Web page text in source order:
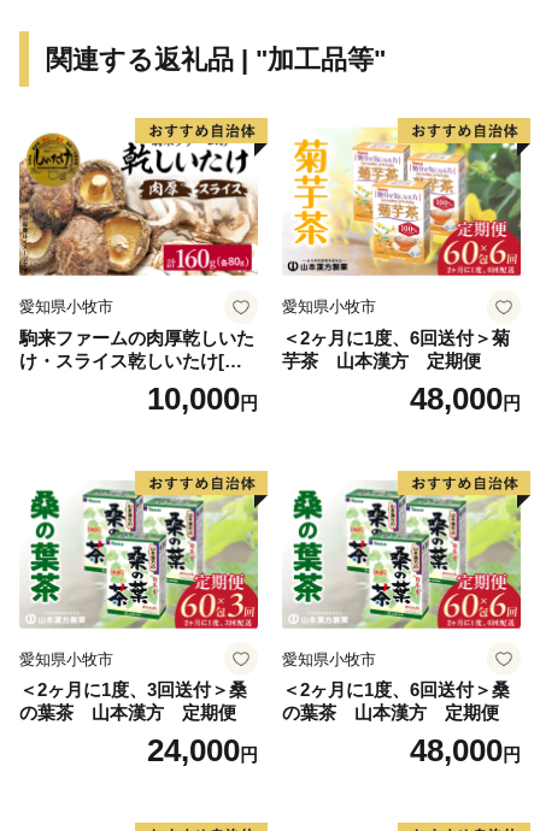
印南町では、1億円事業として人材育成のため「かえる
推進事業」を財源に全国に類を見ない「かえる」をテー
マとしたユニークな橋（かえる橋）を建設しました。多
くの人々を招き入れ、町発展への願いを込めたもので
す。『努力、忍耐、飛躍』を象徴する ”柳に跳びつくか
える”（小野道風）をイメージし、「考える」「人をか
う5つの”かえる”にひっかけ、ネーミングしています。
農業は、温暖な気候を活かし、ミニトマトなど野菜を中
の伊勢エビ等を対象とした刺し網漁業とアワビ、トコブ
シ、海草等の採貝漁業がおこなわれ、沖合ではイサキ、
タイ等を対象とした一本釣りやイワシ等を対象とした敷
き網（棒受け網）漁業、タチウオ、フグ等を対象とした
延べ縄漁業など、農林水産業が盛んな町です。
【印南祭り】
印南町を祭り一色に染める「印南祭り」。毎年10月2
日、日高地方の秋祭りのトップを切って行われる、宇杉
八幡と山口八幡両神社の合同秋季祭礼です。
川に飛び込み、祭装束の男衆が肩まで水につかりながら
関連する返礼品 | "加工品等"
愛知県小牧市
駒来ファームの肉厚乾しいた
け・スライス乾しいたけ[極
上 肉厚 乾しいたけ 乾シイタ
ケ 乾椎茸 干ししいたけ 干し
10,000円
愛知県小牧市
＜2ヶ月に1度、6回送付＞菊
芋茶 山本漢方 定期便
48,000円
愛知県小牧市
＜2ヶ月に1度、3回送付＞桑
の葉茶 山本漢方 定期便
24,000円
愛知県小牧市
＜2ヶ月に1度、6回送付＞桑
の葉茶 山本漢方 定期便
48,000円